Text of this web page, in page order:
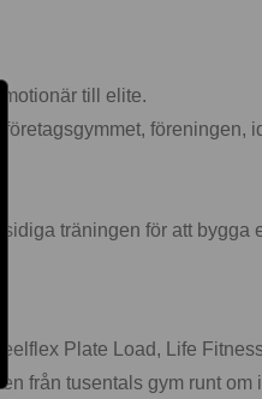
till elite.
föreningen,
träningen för att bygga
Plate Load, Life
från tusentals gym runt om